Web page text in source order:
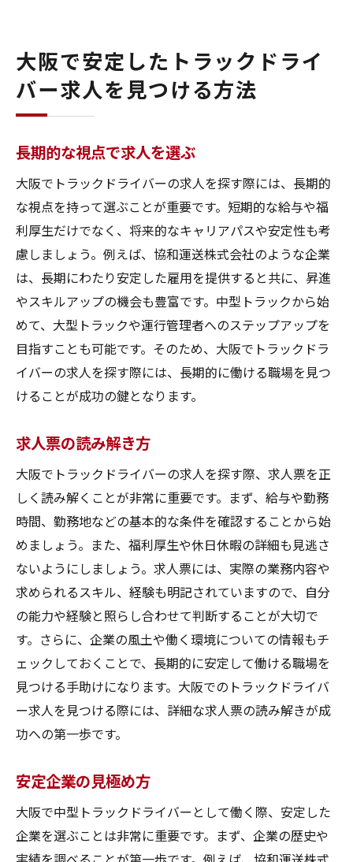
大阪で安定したトラックドライ
バー求人を見つける方法
長期的な視点で求人を選ぶ
大阪でトラックドライバーの求人を探す際には、長期的
な視点を持って選ぶことが重要です。短期的な給与や福
利厚生だけでなく、将来的なキャリアパスや安定性も考
慮しましょう。例えば、協和運送株式会社のような企業
は、長期にわたり安定した雇用を提供すると共に、昇進
やスキルアップの機会も豊富です。中型トラックから始
めて、大型トラックや運行管理者へのステップアップを
目指すことも可能です。そのため、大阪でトラックドラ
イバーの求人を探す際には、長期的に働ける職場を見つ
けることが成功の鍵となります。
求人票の読み解き方
大阪でトラックドライバーの求人を探す際、求人票を正
しく読み解くことが非常に重要です。まず、給与や勤務
時間、勤務地などの基本的な条件を確認することから始
めましょう。また、福利厚生や休日休暇の詳細も見逃さ
ないようにしましょう。求人票には、実際の業務内容や
求められるスキル、経験も明記されていますので、自分
の能力や経験と照らし合わせて判断することが大切で
す。さらに、企業の風土や働く環境についての情報もチ
ェックしておくことで、長期的に安定して働ける職場を
見つける手助けになります。大阪でのトラックドライバ
ー求人を見つける際には、詳細な求人票の読み解きが成
功への第一歩です。
安定企業の見極め方
大阪で中型トラックドライバーとして働く際、安定した
企業を選ぶことは非常に重要です。まず、企業の歴史や